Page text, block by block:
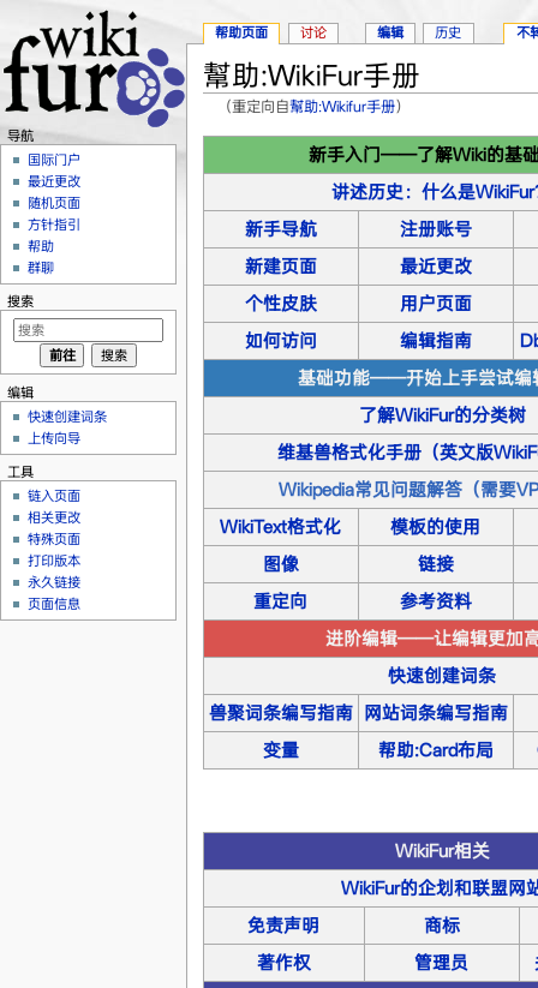
幫助:WikiFur手册
（重定向自幫助:Wikifur手册）
新手入门——了解Wiki的基
讲述历史：什么是
新手导航
注册账号
新建页面
最近更改
个性皮肤
用户页面
如何访问
编辑指南
基础功能——开始上手尝试编
了解WikiFur的分类树
维基兽格式化手册（英文版
Wikipedia常见问题解答（需要
WikiText格式化
模板的使用
图像
链接
重定向
参考资料
进阶编辑——让编辑更加
快速创建词条
兽聚词条编写指南
网站词条编写指南
变量
帮助:Card布局
WikiFur相关
WikiFur的企划和联盟网
免责声明
商标
著作权
管理员
帮助页面 讨论 编辑 历史 不
导航
国际门户
最近更改
随机页面
方针指引
帮助
群聊
搜索
编辑
快速创建词条
上传向导
工具
链入页面
相关更改
特殊页面
打印版本
永久链接
页面信息